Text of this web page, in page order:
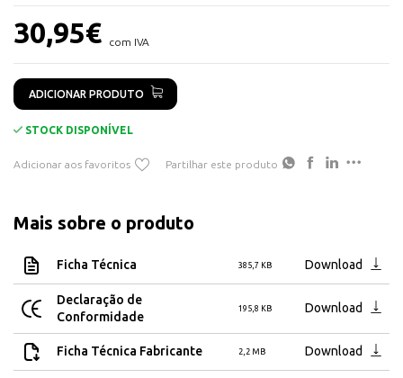
30,95€ com IVA
ADICIONAR PRODUTO
STOCK DISPONÍVEL
Adicionar aos favoritos Partilhar este produto
Mais sobre o produto
Ficha Técnica 385,7 KB Download
Declaração de
Conformidade
195,8 KB Download
Ficha Técnica Fabricante 2,2 MB Download